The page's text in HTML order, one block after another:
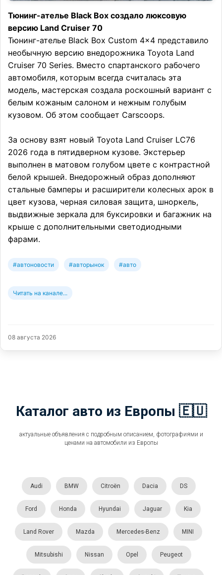
Тюнинг-ателье Black Box создало люксовую
версию Land Cruiser 70
Тюнинг-ателье Black Box Custom 4×4 представило
необычную версию внедорожника Toyota Land
Cruiser 70 Series. Вместо спартанского рабочего
автомобиля, которым всегда считалась эта
модель, мастерская создала роскошный вариант с
белым кожаным салоном и нежным голубым
кузовом. Об этом сообщает Carscoops.
За основу взят новый Toyota Land Cruiser LC76
2026 года в пятидверном кузове. Экстерьер
выполнен в матовом голубом цвете с контрастной
белой крышей. Внедорожный образ дополняют
стальные бамперы и расширители колесных арок в
цвет кузова, черная силовая защита, шноркель,
выдвижные зеркала для буксировки и багажник на
крыше с дополнительными светодиодными
фарами.
#автоновости #авторынок #авто
Читать на канале...
08 августа 2026
Каталог авто из Европы 🇪🇺
актуальные объявления с подробным описанием, фотографиями и
ценами на автомобили из Европы
Audi BMW Citroën Dacia DS
Ford Honda Hyundai Jaguar Kia
Land Rover Mazda Mercedes-Benz MINI
Mitsubishi Nissan Opel Peugeot